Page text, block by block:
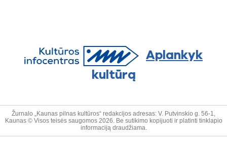
Aplankyk
kultūrą
Žurnalo „Kaunas pilnas kultūros“ redakcijos adresas: V. Putvinskio g. 56-1,
Kaunas © Visos teisės saugomos 2026. Be sutikimo kopijuoti ir platinti tinklapio
informaciją draudžiama.